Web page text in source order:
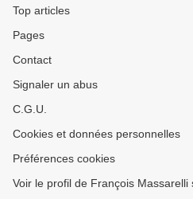
Top articles
Pages
Contact
Signaler un abus
C.G.U.
Cookies et données personnelles
Préférences cookies
Voir le profil de François Massarelli